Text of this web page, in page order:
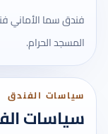
المسجد الحرام.
سياسات الفندق
سياسات